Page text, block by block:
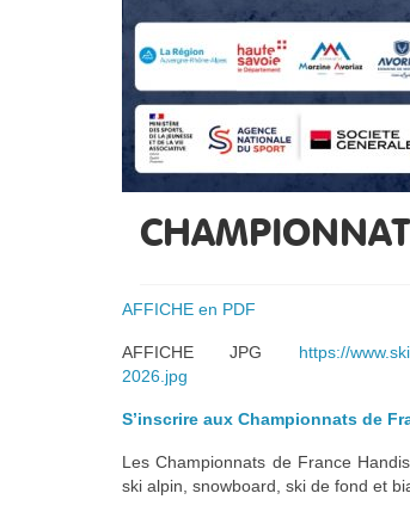
AFFICHE en PDF
AFFICHE JPG https://
2026.jpg
S’inscrire aux Championnats de
Les Championnats de France
ski alpin, snowboard, ski de fond et